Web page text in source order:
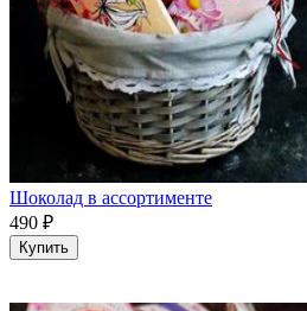
Шоколад в ассортименте
490 ₽
Купить